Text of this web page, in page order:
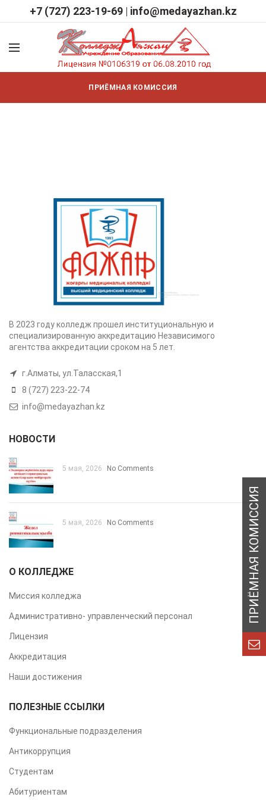
+7 (727) 223-19-69| info@medayazhan.kz
ПРИЁМНАЯ КОМИССИЯ
В 2023 году колледж прошел институциональную и
специализированную аккредитацию Независимого
агентства аккредитации сроком на 5 лет.
г.Алматы, ул.Таласская,1
8 (727) 223-22-74
info@medayazhan.kz
НОВОСТИ
5 мая, 2026 No Comments
5 мая, 2026 No Comments
О КОЛЛЕДЖЕ
Миссия колледжа
Административно- управленческий персонал
Лицензия
Аккредитация
Наши достижения
ПОЛЕЗНЫЕ ССЫЛКИ
Функциональные подразделения
Антикоррупция
Студентам
Абитуриентам